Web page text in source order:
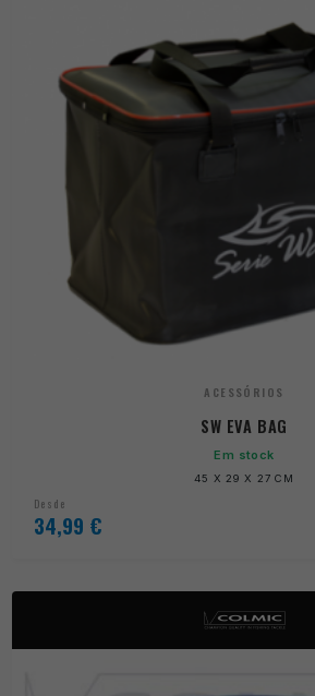
ACESSÓRIOS
SW EVA BAG
Em stock
45 X 29 X 27 CM
Desde
34,99 €